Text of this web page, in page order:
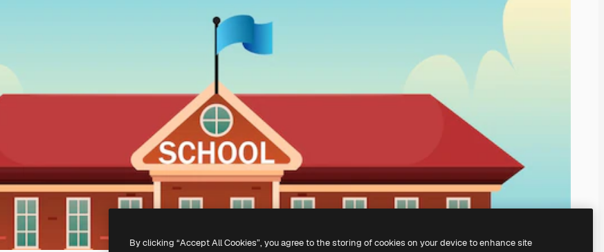
By clicking “Accept All Cookies”, you agree to the storing of cookies on your device to enhance site